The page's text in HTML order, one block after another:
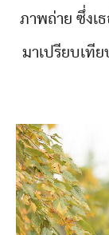
ภาพถ่าย ซึ่งเ
มาเปรียบเที